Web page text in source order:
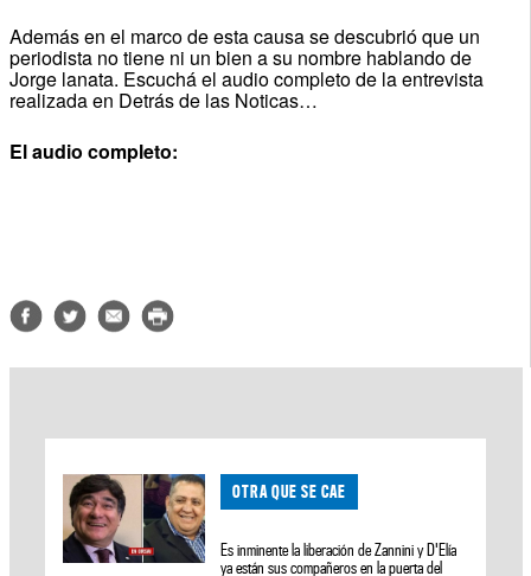
Además en el marco de esta causa se descubrió que un
periodista no tiene ni un bien a su nombre hablando de
Jorge lanata. Escuchá el audio completo de la entrevista
realizada en Detrás de las Noticas…
El audio completo:
OTRA QUE SE CAE
Es inminente la liberación de Zannini y D'Elía
ya están sus compañeros en la puerta del